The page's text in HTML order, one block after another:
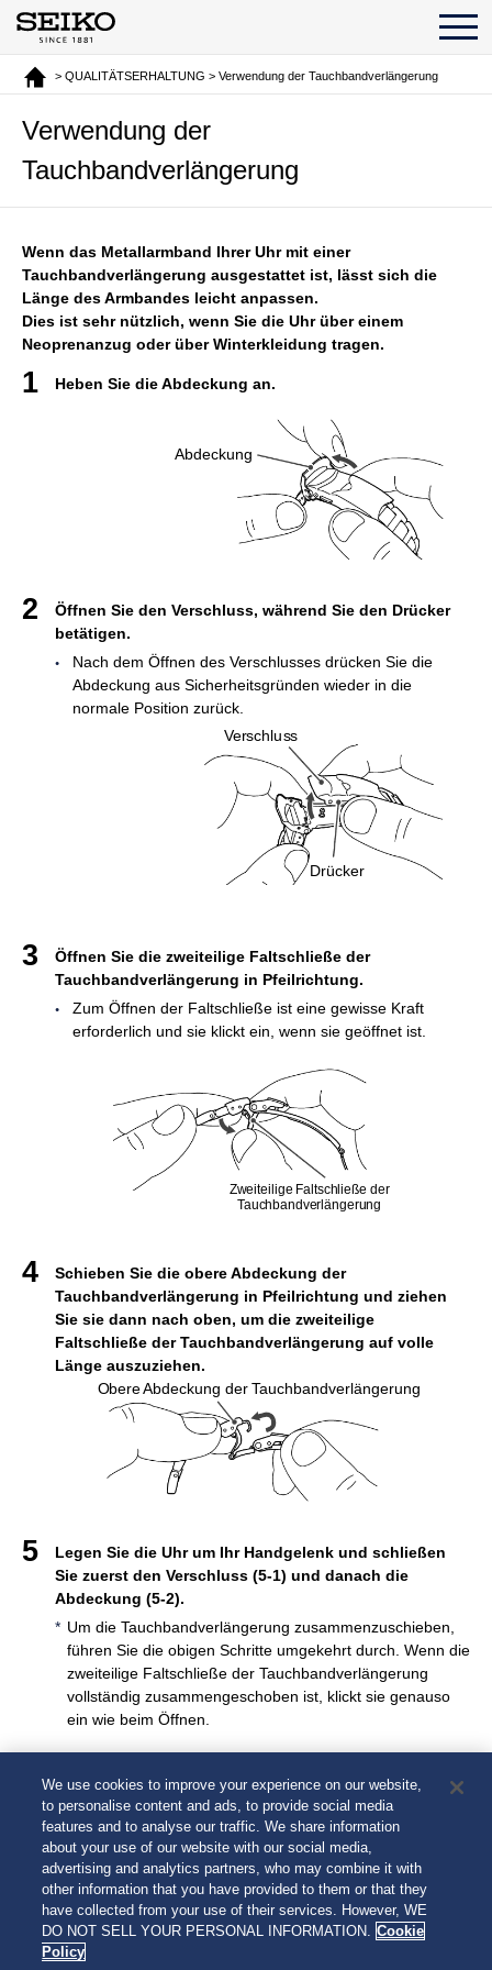
> QUALITÄTSERHALTUNG > Verwendung der Tauchbandverlängerung
Verwendung der
Tauchbandverlängerung
Wenn das Metallarmband Ihrer Uhr mit einer
Tauchbandverlängerung ausgestattet ist, lässt sich die
Länge des Armbandes leicht anpassen.
Dies ist sehr nützlich, wenn Sie die Uhr über einem
Neoprenanzug oder über Winterkleidung tragen.
Heben Sie die Abdeckung an.
Abdeckung
Öffnen Sie den Verschluss, während Sie den Drücker
betätigen.
Nach dem Öffnen des Verschlusses drücken Sie die
Abdeckung aus Sicherheitsgründen wieder in die
normale Position zurück.
Verschluss
Drücker
Öffnen Sie die zweiteilige Faltschließe der
Tauchbandverlängerung in Pfeilrichtung.
Zum Öffnen der Faltschließe ist eine gewisse Kraft
erforderlich und sie klickt ein, wenn sie geöffnet ist.
Zweiteilige Faltschließe der
Tauchbandverlängerung
Schieben Sie die obere Abdeckung der
Tauchbandverlängerung in Pfeilrichtung und ziehen
Sie sie dann nach oben, um die zweiteilige
Faltschließe der Tauchbandverlängerung auf volle
Länge auszuziehen.
Obere Abdeckung der Tauchbandverlängerung
Legen Sie die Uhr um Ihr Handgelenk und schließen
Sie zuerst den Verschluss (5-1) und danach die
Abdeckung (5-2).
Um die Tauchbandverlängerung zusammenzuschieben,
führen Sie die obigen Schritte umgekehrt durch. Wenn die
zweiteilige Faltschließe der Tauchbandverlängerung
vollständig zusammengeschoben ist, klickt sie genauso
ein wie beim Öffnen.
(5-2)
(5-1)
We use cookies to improve your experience on our website,
to personalise content and ads, to provide social media
features and to analyse our traffic. We share information
about your use of our website with our social media,
advertising and analytics partners, who may combine it with
other information that you have provided to them or that they
have collected from your use of their services. However, WE
DO NOT SELL YOUR PERSONAL INFORMATION. Cookie
Policy